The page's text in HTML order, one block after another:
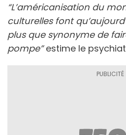
“L’américanisation du
culturelles font
plus que synonyme de
pompe”estime le